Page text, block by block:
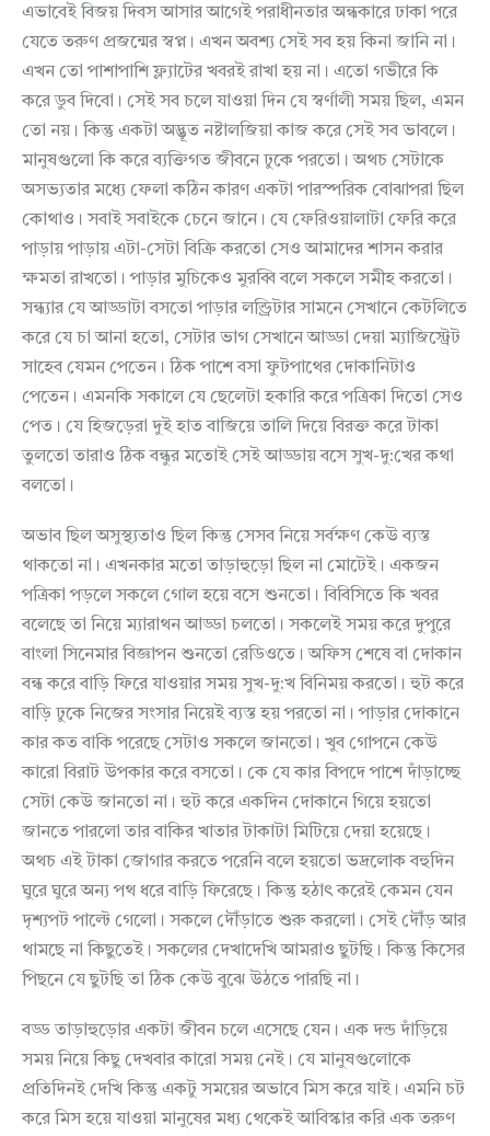
এভাবেই বিজয় দিবস আসার আগেই পরাধীনতার অন্ধকারে ঢাকা পরে
যেতে তরুণ প্রজন্মের স্বপ্ন। এখন অবশ্য সেই সব হয় কিনা জানি না।
এখন তো পাশাপাশি ফ্ল্যাটের খবরই রাখা হয় না। এতো গভীরে কি
করে ডুব দিবো। সেই সব চলে যাওয়া দিন যে স্বর্ণালী সময় ছিল, এমন
তো নয়। কিন্তু একটা অদ্ভূত নষ্টালজিয়া কাজ করে সেই সব ভাবলে।
মানুষগুলো কি করে ব্যক্তিগত জীবনে ঢুকে পরতো। অথচ সেটাকে
অসভ্যতার মধ্যে ফেলা কঠিন কারণ একটা পারস্পরিক বোঝাপরা ছিল
কোথাও। সবাই সবাইকে চেনে জানে। যে ফেরিওয়ালাটা ফেরি করে
পাড়ায় পাড়ায় এটা-সেটা বিক্রি করতো সেও আমাদের শাসন করার
ক্ষমতা রাখতো। পাড়ার মুচিকেও মুরব্বি বলে সকলে সমীহ করতো।
সন্ধ্যার যে আড্ডাটা বসতো পাড়ার লন্ড্রিটার সামনে সেখানে কেটলিতে
করে যে চা আনা হতো, সেটার ভাগ সেখানে আড্ডা দেয়া ম্যাজিস্ট্রেট
সাহেব যেমন পেতেন। ঠিক পাশে বসা ফুটপাথের দোকানিটাও
পেতেন। এমনকি সকালে যে ছেলেটা হকারি করে পত্রিকা দিতো সেও
পেত। যে হিজড়েরা দুই হাত বাজিয়ে তালি দিয়ে বিরক্ত করে টাকা
তুলতো তারাও ঠিক বন্ধুর মতোই সেই আড্ডায় বসে সুখ-দু:খের কথা
বলতো।
অভাব ছিল অসুস্থ্যতাও ছিল কিন্তু সেসব নিয়ে সর্বক্ষণ কেউ ব্যস্ত
থাকতো না। এখনকার মতো তাড়াহুড়ো ছিল না মোটেই। একজন
পত্রিকা পড়লে সকলে গোল হয়ে বসে শুনতো। বিবিসিতে কি খবর
বলেছে তা নিয়ে ম্যারাথন আড্ডা চলতো। সকলেই সময় করে দুপুরে
বাংলা সিনেমার বিজ্ঞাপন শুনতো রেডিওতে। অফিস শেষে বা দোকান
বন্ধ করে বাড়ি ফিরে যাওয়ার সময় সুখ-দু:খ বিনিময় করতো। হুট করে
বাড়ি ঢুকে নিজের সংসার নিয়েই ব্যস্ত হয় পরতো না। পাড়ার দোকানে
কার কত বাকি পরেছে সেটাও সকলে জানতো। খুব গোপনে কেউ
কারো বিরাট উপকার করে বসতো। কে যে কার বিপদে পাশে দাঁড়াচ্ছে
সেটা কেউ জানতো না। হুট করে একদিন দোকানে গিয়ে হয়তো
জানতে পারলো তার বাকির খাতার টাকাটা মিটিয়ে দেয়া হয়েছে।
অথচ এই টাকা জোগার করতে পরেনি বলে হয়তো ভদ্রলোক বহুদিন
ঘুরে ঘুরে অন্য পথ ধরে বাড়ি ফিরেছে। কিন্তু হঠাৎ করেই কেমন যেন
দৃশ্যপট পাল্টে গেলো। সকলে দৌঁড়াতে শুরু করলো। সেই দৌঁড় আর
থামছে না কিছুতেই। সকলের দেখাদেখি আমরাও ছুটছি। কিন্তু কিসের
পিছনে যে ছুটছি তা ঠিক কেউ বুঝে উঠতে পারছি না।
বড্ড তাড়াহুড়োর একটা জীবন চলে এসেছে যেন। এক দন্ড দাঁড়িয়ে
সময় নিয়ে কিছু দেখবার কারো সময় নেই। যে মানুষগুলোকে
প্রতিদিনই দেখি কিন্তু একটু সময়ের অভাবে মিস করে যাই। এমনি চট
করে মিস হয়ে যাওয়া মানুষের মধ্য থেকেই আবিস্কার করি এক তরুণ